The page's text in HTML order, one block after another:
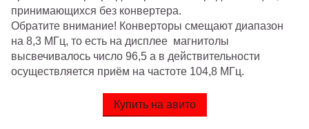
принимающихся без конвертера.
Обратите внимание! Конверторы смещают диапазон
на 8,3 МГц, то есть на дисплее магнитолы
высвечивалось число 96,5 а в действительности
осуществляется приём на частоте 104,8 МГц.
Купить на авито